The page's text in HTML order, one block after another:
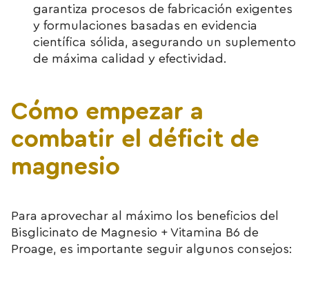
garantiza procesos de fabricación exigentes
y formulaciones basadas en evidencia
científica sólida, asegurando un suplemento
de máxima calidad y efectividad.
Cómo empezar a
combatir el déficit de
magnesio
Para aprovechar al máximo los beneficios del
Bisglicinato de Magnesio + Vitamina B6 de
Proage, es importante seguir algunos consejos: